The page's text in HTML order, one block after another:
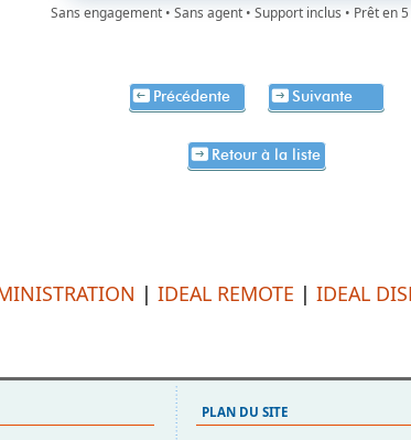
Sans engagement • Sans agent • Support inclus • Prêt en
Précédente Suivante
Retour à la liste
|IDEAL REMOTE |IDEAL
PLAN DU SITE